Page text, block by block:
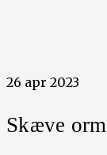
26 apr 2023
Skæve